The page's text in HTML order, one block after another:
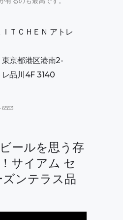
ＴＣＨＥＮ アトレ
東京都港区港南2-
レ品川4F 3140
ールを思う存
サイアム セ
ンテラス品